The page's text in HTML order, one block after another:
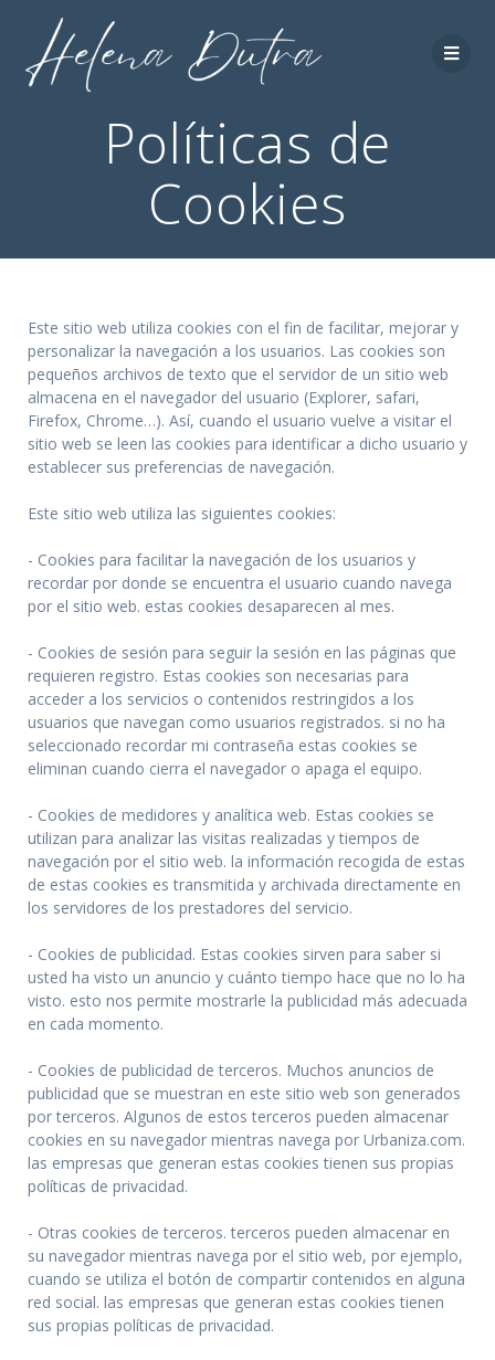
Políticas de
Cookies
Este sitio web utiliza cookies con el fin de facilitar, mejorar y
personalizar la navegación a los usuarios. Las cookies son
pequeños archivos de texto que el servidor de un sitio web
almacena en el navegador del usuario (Explorer, safari,
Firefox, Chrome…). Así, cuando el usuario vuelve a visitar el
sitio web se leen las cookies para identificar a dicho usuario y
establecer sus preferencias de navegación.
Este sitio web utiliza las siguientes cookies:
- Cookies para facilitar la navegación de los usuarios y
recordar por donde se encuentra el usuario cuando navega
por el sitio web. estas cookies desaparecen al mes.
- Cookies de sesión para seguir la sesión en las páginas que
requieren registro. Estas cookies son necesarias para
acceder a los servicios o contenidos restringidos a los
usuarios que navegan como usuarios registrados. si no ha
seleccionado recordar mi contraseña estas cookies se
eliminan cuando cierra el navegador o apaga el equipo.
- Cookies de medidores y analítica web. Estas cookies se
utilizan para analizar las visitas realizadas y tiempos de
navegación por el sitio web. la información recogida de estas
de estas cookies es transmitida y archivada directamente en
los servidores de los prestadores del servicio.
- Cookies de publicidad. Estas cookies sirven para saber si
usted ha visto un anuncio y cuánto tiempo hace que no lo ha
visto. esto nos permite mostrarle la publicidad más adecuada
en cada momento.
- Cookies de publicidad de terceros. Muchos anuncios de
publicidad que se muestran en este sitio web son generados
por terceros. Algunos de estos terceros pueden almacenar
cookies en su navegador mientras navega por Urbaniza.com.
las empresas que generan estas cookies tienen sus propias
políticas de privacidad.
- Otras cookies de terceros. terceros pueden almacenar en
su navegador mientras navega por el sitio web, por ejemplo,
cuando se utiliza el botón de compartir contenidos en alguna
red social. las empresas que generan estas cookies tienen
sus propias políticas de privacidad.